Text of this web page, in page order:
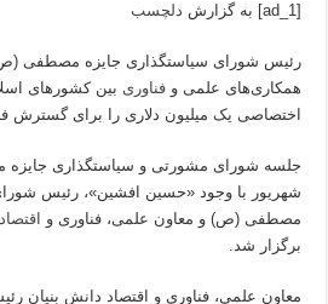
[ad_1] به گزارش دلچسب
رئیس شورای سیاستگذاری جایزه مصطفی
همکاری‌های علمی وفناوری بین کشورهای
اختصاصی یک میلیون دلاری را برای گسترش
شهریور با وجود «حسین افشین»، رئیس
مصطفی (ص) و معاون علمی، فناوری و اقتصاد
برگزار شد.
معاون علمی، فناوری و اقتصاد دانش بنیان